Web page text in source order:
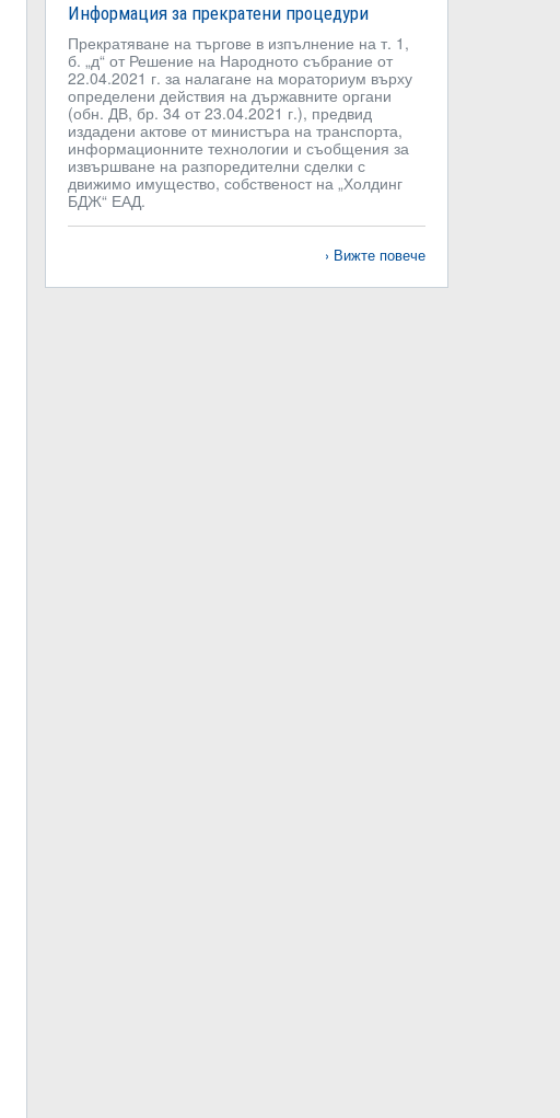
Информация за прекратени процедури
Прекратяване на търгове в изпълнение на т. 1,
б. „д“ от Решение на Народното събрание от
22.04.2021 г. за налагане на мораториум върху
определени действия на държавните органи
(обн. ДВ, бр. 34 от 23.04.2021 г.), предвид
издадени актове от министъра на транспорта,
информационните технологии и съобщения за
извършване на разпоредителни сделки с
движимо имущество, собственост на „Холдинг
БДЖ“ ЕАД.
Вижте повече